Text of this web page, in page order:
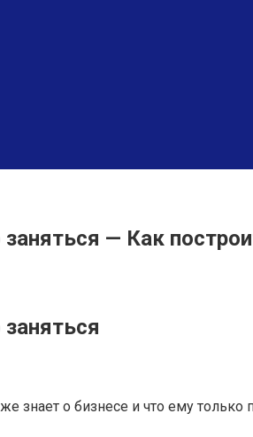
— Как
о бизнесе и что ему только